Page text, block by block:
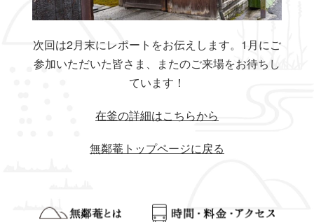
次回は2月末にレポートをお伝えします。1月にご
参加いただいた皆さま、またのご来場をお待ちし
ています！
在釜の詳細はこちらから
無鄰菴トップページに戻る